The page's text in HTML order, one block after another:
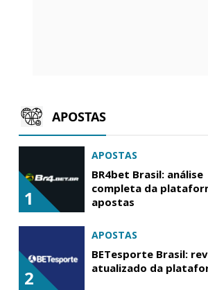
APOSTAS
1
APOSTAS
BR4bet Brasil: análise
completa da
apostas
2
APOSTAS
BETesporte Brasil:
atualizado da